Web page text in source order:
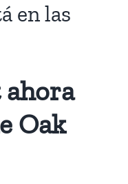
en las
Oak